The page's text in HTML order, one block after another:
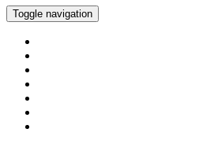
Toggle navigation